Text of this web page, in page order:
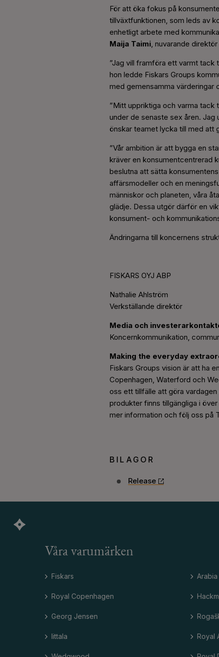
För att öka fokus på
tillväxtfunktionen, som leds av
enhetligt arbete med
Maija Taimi , nuvarande
”Jag vill framföra ett varmt tack
hon ledde Fiskars Groups
med gemensamma värderingar
”Mitt uppriktiga och varma tack
under de senaste sex åren.
önskar teamet lycka till med att
”Vår ambition är att bygga en
kräver en konsumentcentrerad
beslutna att sätta
affärsmodeller och en
människor och planeten, våra
glädje. Dessa utgör därför en
konsument- och
Ändringarna till koncernens
FISKARS OYJ ABP
Nathalie Ahlström
Verkställande direktör
Media och
Koncernkommunikation,
Making the everyday
Fiskars Groups vision är att ha
Copenhagen, Waterford och
oss ett tillfälle att göra
produkter finns tillgängliga i
mer information och följ oss på
BILAGOR
Release
Våra varumärken
Fiskars
Royal Copenhagen
Georg Jensen
Iittala
Arabia
Royal